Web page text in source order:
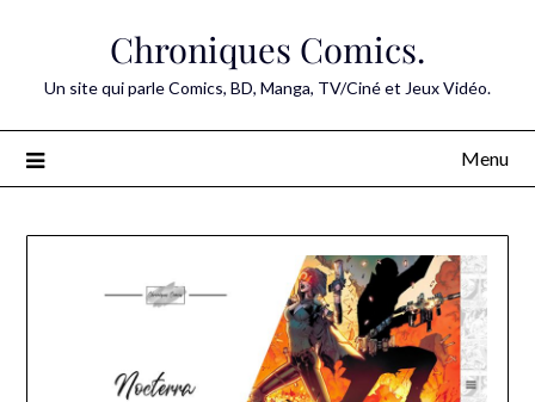
Chroniques Comics.
Un site qui parle Comics, BD, Manga, TV/Ciné et Jeux Vidéo.
Menu